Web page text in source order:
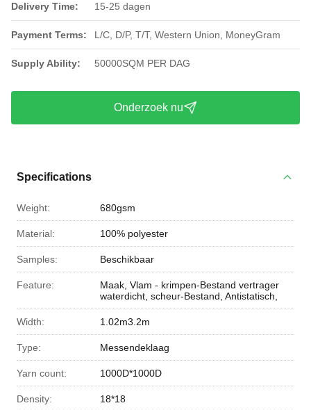
Delivery Time: 15-25 dagen
Payment Terms: L/C, D/P, T/T, Western Union, MoneyGram
Supply Ability: 50000SQM PER DAG
Onderzoek nu
Specifications
Weight: 680gsm
Material: 100% polyester
Samples: Beschikbaar
Feature:
Maak, Vlam - krimpen-Bestand vertrager
waterdicht, scheur-Bestand, Antistatisch,
Width: 1.02m3.2m
Type: Messendeklaag
Yarn count: 1000D*1000D
Density: 18*18